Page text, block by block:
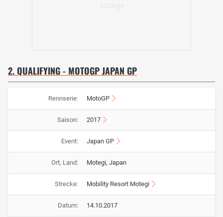
2. QUALIFYING - MOTOGP JAPAN GP
Rennserie: MotoGP
Saison: 2017
Event: Japan GP
Ort, Land: Motegi, Japan
Strecke: Mobility Resort Motegi
Datum: 14.10.2017